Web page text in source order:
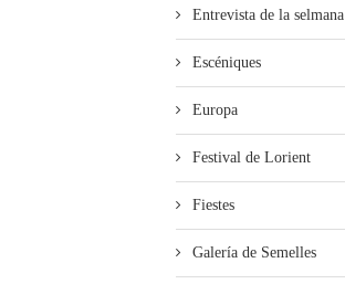
Entrevista de la selmana
Escéniques
Europa
Festival de Lorient
Fiestes
Galería de Semelles